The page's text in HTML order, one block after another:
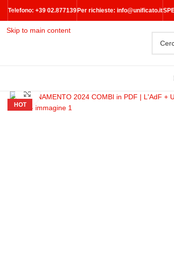
Skip to navigation
Skip to main content
Telefono: +39 02.877139 Per richieste: info@unificato.it
HOT
Clicca per ingrandire